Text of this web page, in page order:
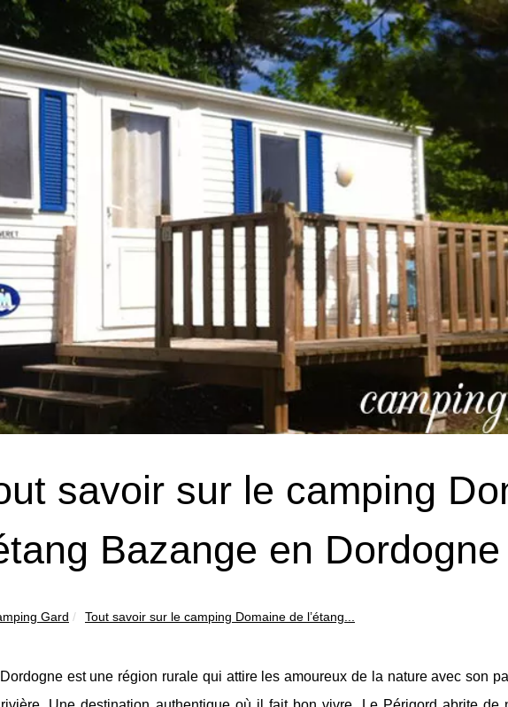
savoir sur le camping
Bazange en Dordogne
Gard Tout savoir sur le camping Domaine de l’étang...
est une région rurale qui attire les amoureux de la nature avec son